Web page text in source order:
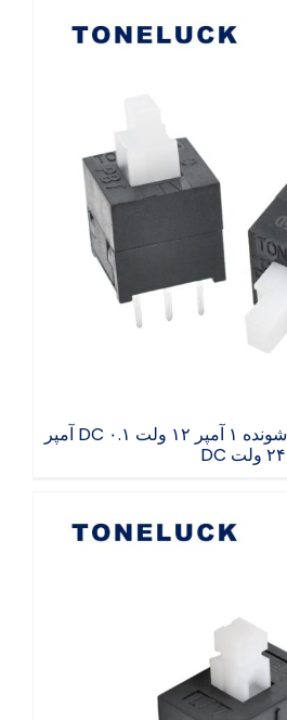
کلید فشاری نوع چفت‌شونده ۱ آمپر ۱۲ ولت DC
کلید فشاری نوع چفت‌شونده ۱ آمپر ۱۲ ولت DC ۰.۱ آمپر
۲۴ ولت DC